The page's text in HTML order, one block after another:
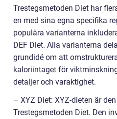
Trestegsmetoden Diet har
en med sina egna specifika
populära varianterna
DEF Diet. Alla varianterna
grundidé om att
kaloriintaget för
detaljer och varaktighet.
– XYZ Diet: XYZ-dieten är
Trestegsmetoden Diet. Den